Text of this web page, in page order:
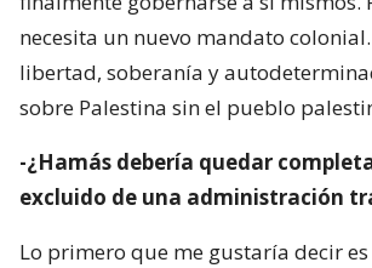
necesita un nuevo mandato
libertad, soberanía y
sobre Palestina sin el pueblo
-¿Hamás debería quedar
excluido de una administración
Lo primero que me gustaría decir